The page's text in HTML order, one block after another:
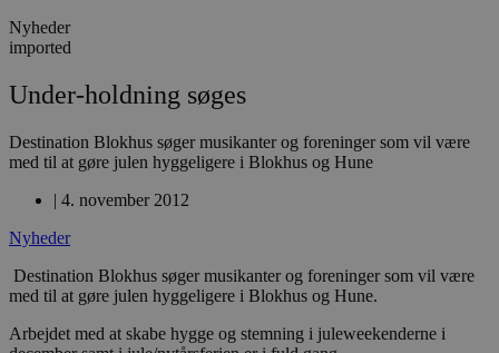
Nyheder
imported
Under-holdning søges
Destination Blokhus søger musikanter og foreninger som vil være
med til at gøre julen hyggeligere i Blokhus og Hune
| 4. november 2012
Nyheder
Destination Blokhus søger musikanter og foreninger som vil være
med til at gøre julen hyggeligere i Blokhus og Hune.
Arbejdet med at skabe hygge og stemning i juleweekenderne i